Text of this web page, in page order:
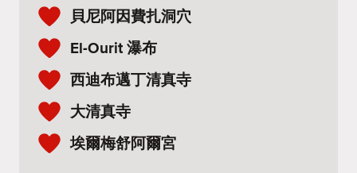
貝尼阿因費扎洞穴
El-Ourit 瀑布
西迪布邁丁清真寺
大清真寺
埃爾梅舒阿爾宮